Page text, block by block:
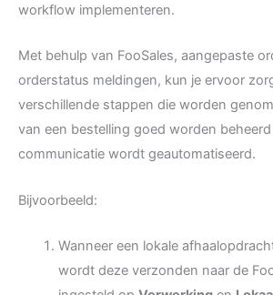
workflow implementeren.
Met behulp van FooSales, aangepaste
orderstatus meldingen, kun je ervoor
verschillende stappen die worden
van een bestelling goed worden
communicatie wordt geautomatiseerd.
Bijvoorbeeld:
Wanneer een lokale
wordt deze verzonden naar de